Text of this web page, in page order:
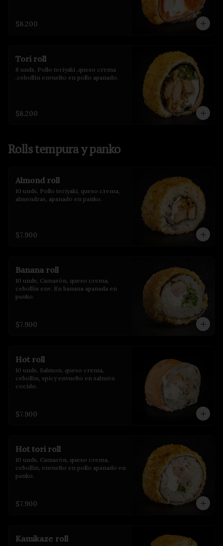
$8.200
Tori roll
8 unds, Pollo teriyaki ,queso crema
,cebollín envuelto en pollo apanado.
$8.200
Rolls tempura y panko
Almond roll
10 unds, Pollo teriyaki, queso crema,
almendras, apanado en panko.
$7.900
Banana roll
10 unds, Camarón, queso crema,
cebollín env. En banana apanada en
panko.
$7.900
Hot roll
10 unds, Salmon, queso crema,
cebollin, spicy envuelto en salmón
cocido.
$7.900
Hot tori roll
10 unds, Camarón, queso crema,
cebollin, envuelto en pollo apanado en
panko.
$7.900
Kamikaze roll